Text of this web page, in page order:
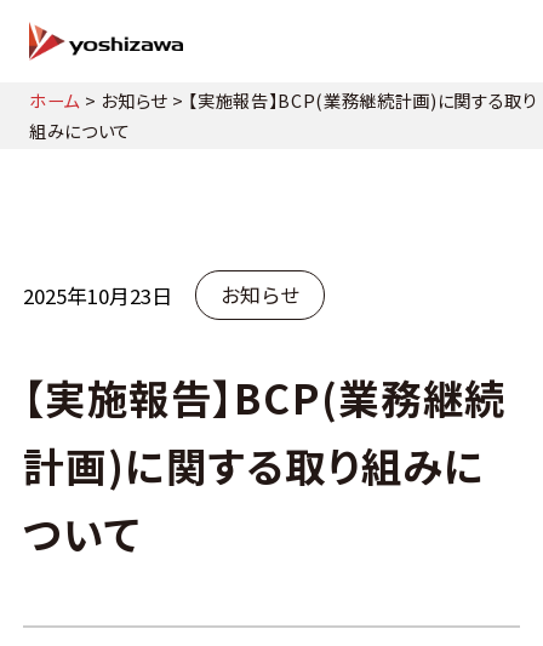
ホーム > お知らせ > 【実施報告】BCP(業務継続計画)に関する取り
組みについて
2025年10月23日 お知らせ
【実施報告】BCP(業務継続
計画)に関する取り組みに
ついて